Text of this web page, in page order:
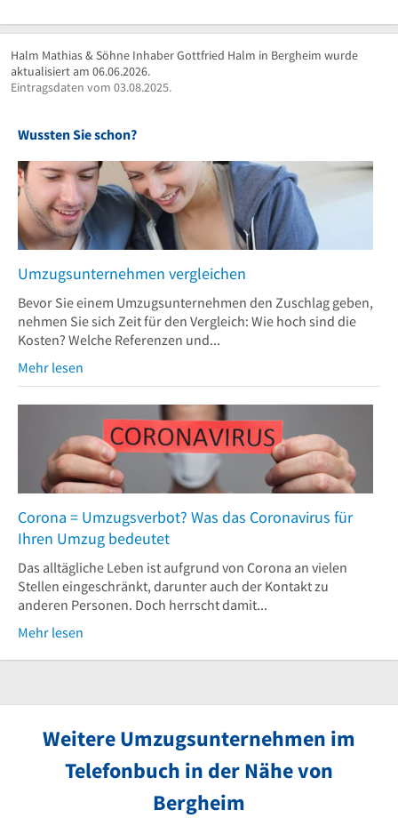
Halm Mathias & Söhne Inhaber Gottfried Halm in Bergheim wurde
aktualisiert am 06.06.2026.
Eintragsdaten vom 03.08.2025.
Wussten Sie schon?
Umzugsunternehmen vergleichen
Bevor Sie einem Umzugsunternehmen den Zuschlag geben,
nehmen Sie sich Zeit für den Vergleich: Wie hoch sind die
Kosten? Welche Referenzen und...
Mehr lesen
Corona = Umzugsverbot? Was das Coronavirus für
Ihren Umzug bedeutet
Das alltägliche Leben ist aufgrund von Corona an vielen
Stellen eingeschränkt, darunter auch der Kontakt zu
anderen Personen. Doch herrscht damit...
Mehr lesen
Weitere Umzugsunternehmen im
Telefonbuch in der Nähe von
Bergheim